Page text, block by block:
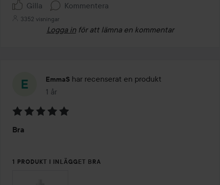
Gilla Kommentera
3352 visningar
Logga in för att lämna en kommentar
EmmaS har recenserat en produkt
1 år
Inlägget skapades 1 år
5
5
Bra
1 PRODUKT I INLÄGGET BRA